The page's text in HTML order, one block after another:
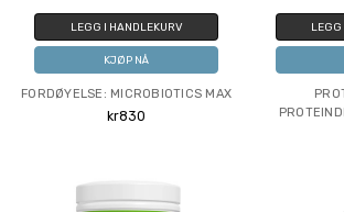
LEGG I HANDLEKURV
KJØP NÅ
FORDØYELSE: MICROBIOTICS MAX
kr830
LEGG